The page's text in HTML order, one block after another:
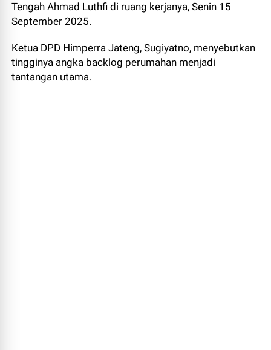
Tengah Ahmad Luthfi di ruang kerjanya, Senin 15
September 2025.
Ketua DPD Himperra Jateng, Sugiyatno, menyebutkan
tingginya angka backlog perumahan menjadi
tantangan utama.